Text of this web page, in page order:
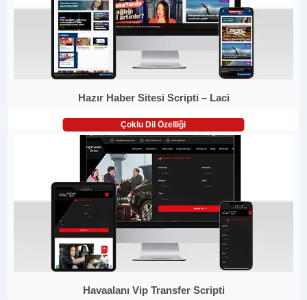
Hazır Haber Sitesi Scripti – Laci
Çoklu Dil Özelliği
Havaalanı Vip Transfer Scripti